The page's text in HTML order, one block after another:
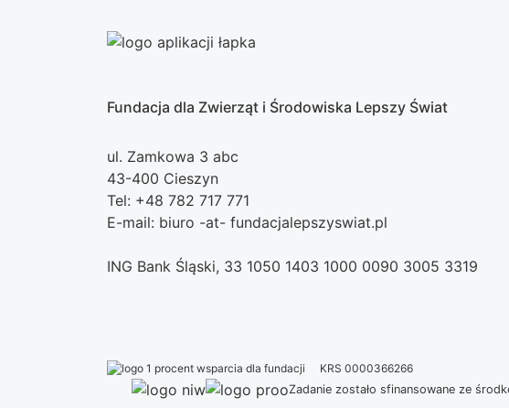
Fundacja dla Zwierząt i Środowiska Lepszy Świat
ul. Zamkowa 3 abc
43-400 Cieszyn
Tel: +48 782 717 771
E-mail: biuro -at- fundacjalepszyswiat.pl
ING Bank Śląski, 33 1050 1403 1000 0090 3005 3319
KRS 0000366266
Zadanie zostało sfinansowane ze